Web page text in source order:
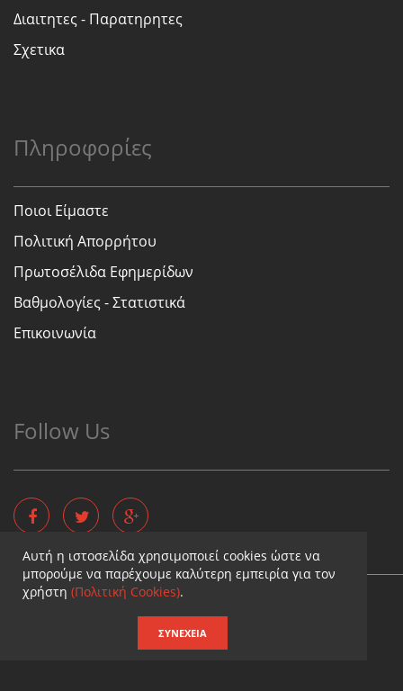
Διαιτητες - Παρατηρητες
Σχετικα
Πληροφορίες
Ποιοι Είμαστε
Πολιτική Απορρήτου
Πρωτοσέλιδα Εφημερίδων
Βαθμολογίες - Στατιστικά
Επικοινωνία
Follow Us
Copyright © - Diaititis.gr - All Rights Reserved.
Σχεδιασμός & κατασκευή ιστοσελίδων
Καταχωρηση επιχειρησης
Αυτή η ιστοσελίδα χρησιμοποιεί cookies ώστε να
μπορούμε να παρέχουμε καλύτερη εμπειρία για τον
χρήστη (Πολιτική Cookies).
ΣΥΝΈΧΕΙΑ